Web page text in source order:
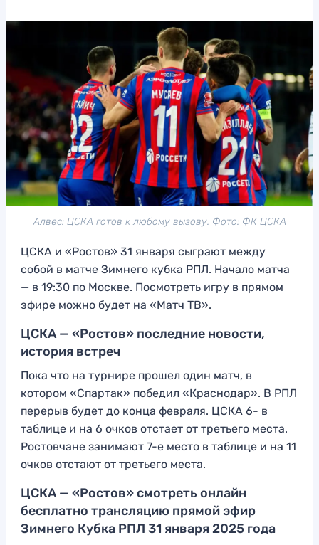
Алвес: ЦСКА готов к любому вызову. Фото: ФК ЦСКА
ЦСКА и «Ростов» 31 января сыграют между
собой в матче Зимнего кубка РПЛ. Начало матча
— в 19:30 по Москве. Посмотреть игру в прямом
эфире можно будет на «Матч ТВ».
ЦСКА — «Ростов» последние новости,
история встреч
Пока что на турнире прошел один матч, в
котором «Спартак» победил «Краснодар». В РПЛ
перерыв будет до конца февраля. ЦСКА 6- в
таблице и на 6 очков отстает от третьего места.
Ростовчане занимают 7-е место в таблице и на 11
очков отстают от третьего места.
ЦСКА — «Ростов» смотреть онлайн
бесплатно трансляцию прямой эфир
Зимнего Кубка РПЛ 31 января 2025 года